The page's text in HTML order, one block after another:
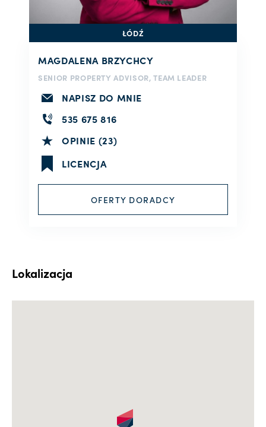
ŁÓDŹ
MAGDALENA BRZYCHCY
SENIOR PROPERTY ADVISOR, TEAM LEADER
NAPISZ DO MNIE
535 675 816
OPINIE (23)
LICENCJA
OFERTY DORADCY
Lokalizacja